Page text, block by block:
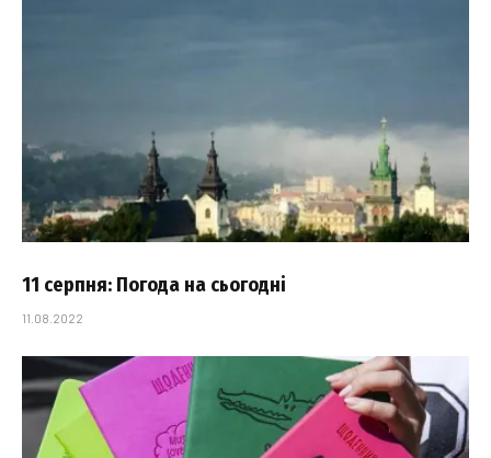
11 серпня: Погода на сьогодні
11.08.2022